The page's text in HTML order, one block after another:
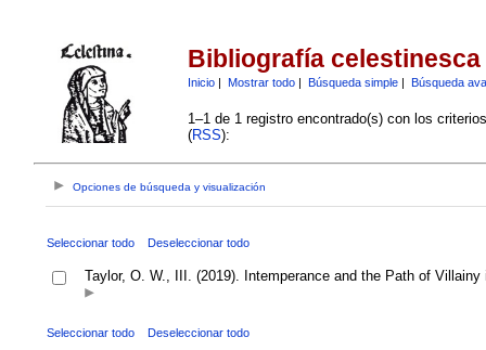
Bibliografía celestinesca
Inicio| Mostrar todo| Búsqueda simple| Búsqueda
1–1 de 1 registro encontrado(s) con los
(RSS):
Opciones de búsqueda y visualización
Seleccionar todo Deseleccionar todo
Taylor, O. W., III. (2019). Intemperance and the Path of
Seleccionar todo Deseleccionar todo